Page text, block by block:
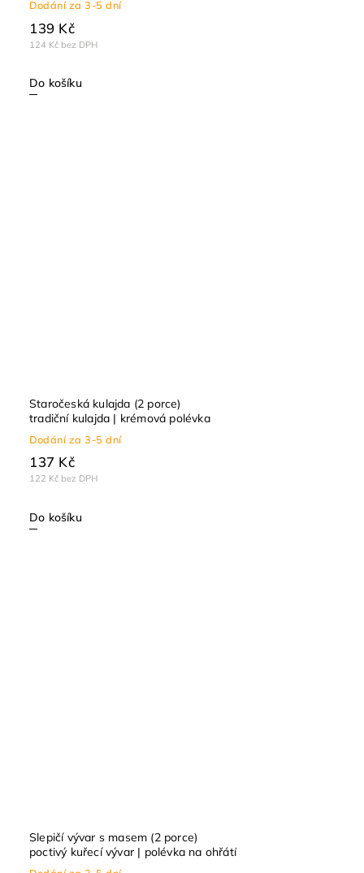
Dodání za 3-5 dní
124 Kč bez DPH
139 Kč
Do košíku
Staročeská kulajda (2 porce)
tradiční kulajda | krémová polévka
Dodání za 3-5 dní
122 Kč bez DPH
137 Kč
Do košíku
Slepičí vývar s masem (2 porce)
poctivý kuřecí vývar | polévka na ohřátí